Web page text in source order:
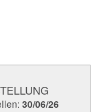
30/06/26